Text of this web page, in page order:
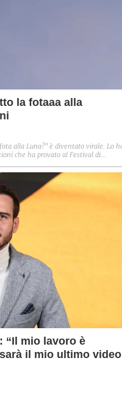
la fotaaa alla
alla Luna?" è diventato virale. Lo
che ha provato al Festival di
“Il mio lavoro è
il mio ultimo